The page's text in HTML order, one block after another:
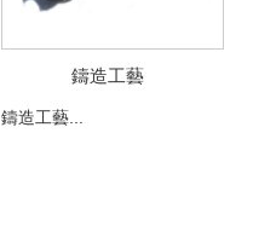
鑄造工藝
鑄造工藝...